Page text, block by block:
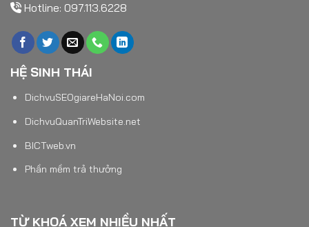
Hotline: 097.113.6228
HỆ SINH THÁI
DichvuSEOgiareHaNoi.com
DichvuQuanTriWebsite.net
BICTweb.vn
Phần mềm trả thưởng
TỪ KHOÁ XEM NHIỀU NHẤT